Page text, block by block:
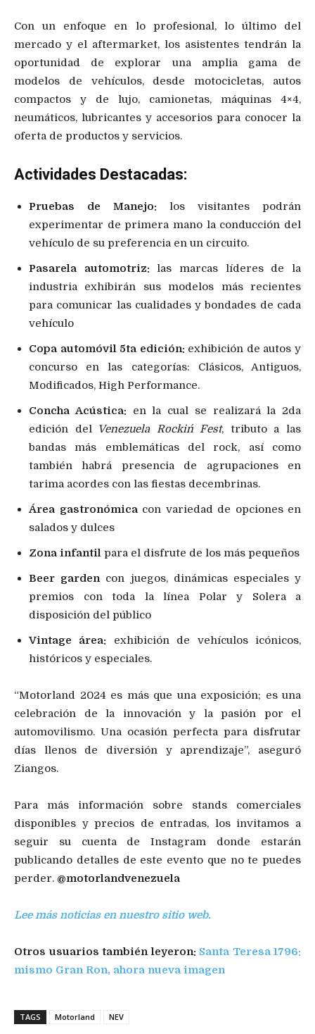
Con un enfoque en lo profesional, lo último del
mercado y el aftermarket, los asistentes tendrán la
oportunidad de explorar una amplia gama de
modelos de vehículos, desde motocicletas, autos
compactos y de lujo, camionetas, máquinas 4×4,
neumáticos, lubricantes y accesorios para conocer la
oferta de productos y servicios.
Actividades Destacadas:
Pruebas de Manejo: los visitantes podrán
experimentar de primera mano la conducción del
vehículo de su preferencia en un circuito.
Pasarela automotriz: las marcas líderes de la
industria exhibirán sus modelos más recientes
para comunicar las cualidades y bondades de cada
vehículo
Copa automóvil 5ta edición: exhibición de autos y
concurso en las categorías: Clásicos, Antiguos,
Modificados, High Performance.
Concha Acústica: en la cual se realizará la 2da
edición delVenezuela Rockin´ Fest, tributo a las
bandas más emblemáticas del rock, así como
también habrá presencia de agrupaciones en
tarima acordes con las fiestas decembrinas.
Área gastronómicacon variedad de opciones en
salados y dulces
Zona infantil para el disfrute de los más pequeños
Beer gardencon juegos, dinámicas especiales y
premios con toda la línea Polar y Solera a
disposición del público
Vintage área: exhibición de vehículos icónicos,
históricos y especiales.
“Motorland 2024 es más que una exposición; es una
celebración de la innovación y la pasión por el
automovilismo. Una ocasión perfecta para disfrutar
días llenos de diversión y aprendizaje”, aseguró
Ziangos.
Para más información sobre stands comerciales
disponibles y precios de entradas, los invitamos a
seguir su cuenta de Instagram donde estarán
publicando detalles de este evento que no te puedes
perder. @motorlandvenezuela
Lee más noticias en nuestro sitio web.
Otros usuarios también leyeron: Santa Teresa 1796:
mismo Gran Ron, ahora nueva imagen
TAGS Motorland NEV